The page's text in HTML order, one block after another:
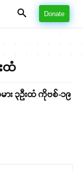
Donate
ထံ
း ၃ဦးထံ ကိုဗစ်-၁၉